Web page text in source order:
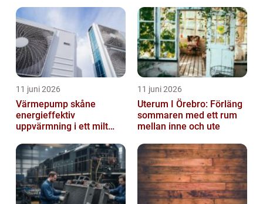
11 juni 2026
Värmepump skåne
energieffektiv
uppvärmning i ett milt
11 juni 2026
Uterum I Örebro: Förläng
sommaren med ett rum
mellan inne och ute